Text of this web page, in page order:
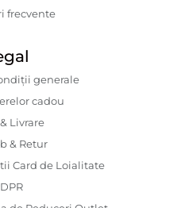
frecvente
generale
cadou
Livrare
& Retur
Card de Loialitate